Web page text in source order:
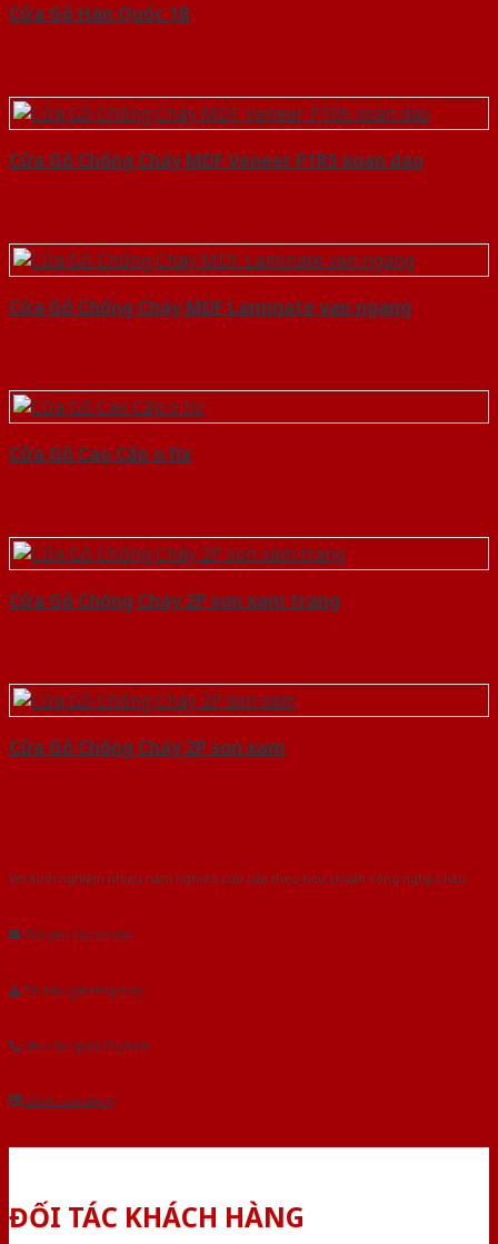
Cửa Gỗ Hàn Quốc 1B
Cửa Gỗ Chống Cháy MDF Veneer P1R5 xoan dao
Cửa Gỗ Chống Cháy MDF Laminate van ngang
Cửa Gỗ Cao Cấp o fix
Cửa Gỗ Chống Cháy 2P son xam trang
Cửa Gỗ Chống Cháy 2P son xam
Với kinh nghiệm nhiêu năm nghiên cứu cửa theo tiêu chuẩn công nghệ Châu
Gửi yêu cầu tư vấn
Tải báo giá tổng hợp
Yêu cầu gọi lại (3 phút)
Dành cho đại lý
ĐỐI TÁC KHÁCH HÀNG